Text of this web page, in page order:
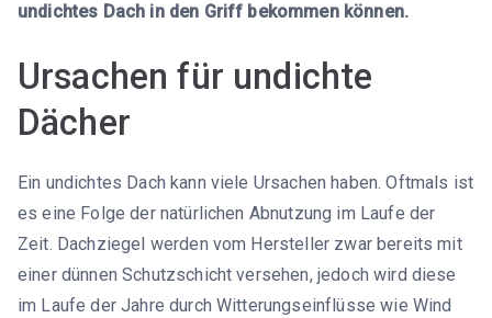
undichtes Dach in den Griff bekommen können.
Ursachen für undichte
Dächer
Ein undichtes Dach kann viele Ursachen haben. Oftmals ist
es eine Folge der natürlichen Abnutzung im Laufe der
Zeit. Dachziegel werden vom Hersteller zwar bereits mit
einer dünnen Schutzschicht versehen, jedoch wird diese
im Laufe der Jahre durch Witterungseinflüsse wie Wind